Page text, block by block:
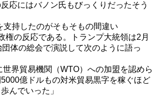
応にはバノン氏もびっくりだったそう
支持したのがそもそもの間違い
権の反応である。トランプ大統領は2月
体の総会で演説して次のように語っ
世界貿易機関（WTO）への加盟を認めら
億ドルもの対米貿易黒字を稼ぐほど
んでいった」